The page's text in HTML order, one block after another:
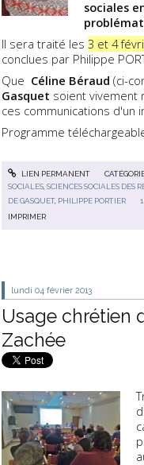
sociales
Il sera traité les 3 et 4
conclues par Philippe
Que Céline Béraud (ci-
Gasquet soient vivement
ces communications d'un
Programme
LIEN PERMANENT
SOCIALES ,SCIENCES SOCIALES DES
DE GASQUET, PHILIPPE PORTIER 1
IMPRIMER
lundi 04 février 2013
Usage chrétien
Zachée